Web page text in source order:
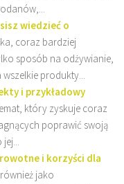
wiedzieć o
coraz bardziej
sposób na odżywianie,
produkty...
i przykładowy
który zyskuje coraz
poprawić swoją
i korzyści dla
jako